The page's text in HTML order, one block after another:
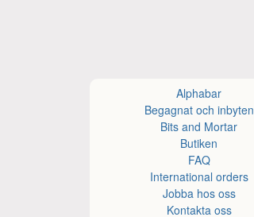
Alphabar
Begagnat och inbyten
Bits and Mortar
Butiken
FAQ
International orders
Jobba hos oss
Kontakta oss